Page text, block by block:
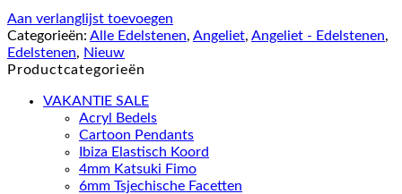
Aan verlanglijst toevoegen
Categorieën: Alle Edelstenen, Angeliet, Angeliet - Edelstenen,
Edelstenen, Nieuw
Productcategorieën
VAKANTIE SALE
Acryl Bedels
Cartoon Pendants
Ibiza Elastisch Koord
4mm Katsuki Fimo
6mm Tsjechische Facetten